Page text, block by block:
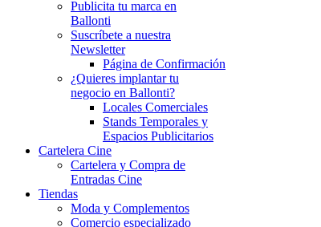
Publicita tu marca en
Ballonti
Suscríbete a nuestra
Newsletter
Página de Confirmación
¿Quieres implantar tu
negocio en Ballonti?
Locales Comerciales
Stands Temporales y
Espacios Publicitarios
Cartelera Cine
Cartelera y Compra de
Entradas Cine
Tiendas
Moda y Complementos
Comercio especializado